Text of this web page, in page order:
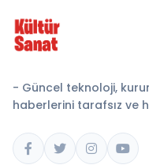
- Güncel teknoloji,
haberlerini tarafsız ve